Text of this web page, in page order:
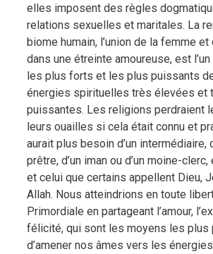
elles imposent des règles
relations sexuelles et maritales. La
biome humain, l’union de la femme et
dans une étreinte amoureuse, est
les plus forts et les plus puissants
énergies spirituelles très élevées et
puissantes. Les religions perdraient
leurs ouailles si cela était connu et
aurait plus besoin d’un intermédiaire,
prêtre, d’un iman ou d’un moine-clerc,
et celui que certains appellent Dieu,
Allah. Nous atteindrions en toute
Primordiale en partageant l’amour,
félicité, qui sont les moyens les plus
d’amener nos âmes vers les